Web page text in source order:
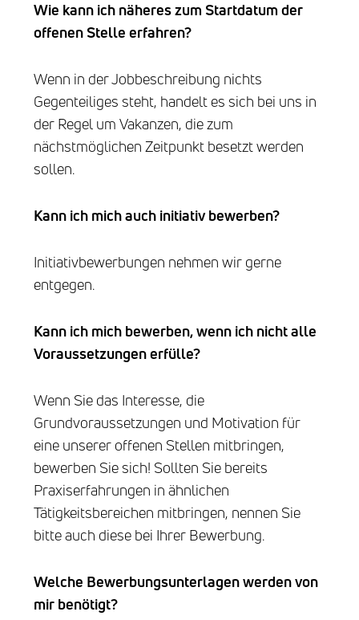
Wie kann ich näheres zum Startdatum der
offenen Stelle erfahren?
Wenn in der Jobbeschreibung nichts
Gegenteiliges steht, handelt es sich bei uns in
der Regel um Vakanzen, die zum
nächstmöglichen Zeitpunkt besetzt werden
sollen.
Kann ich mich auch initiativ bewerben?
Initiativbewerbungen nehmen wir gerne
entgegen.
Kann ich mich bewerben, wenn ich nicht alle
Voraussetzungen erfülle?
Wenn Sie das Interesse, die
Grundvoraussetzungen und Motivation für
eine unserer offenen Stellen mitbringen,
bewerben Sie sich! Sollten Sie bereits
Praxiserfahrungen in ähnlichen
Tätigkeitsbereichen mitbringen, nennen Sie
bitte auch diese bei Ihrer Bewerbung.
Welche Bewerbungsunterlagen werden von
mir benötigt?